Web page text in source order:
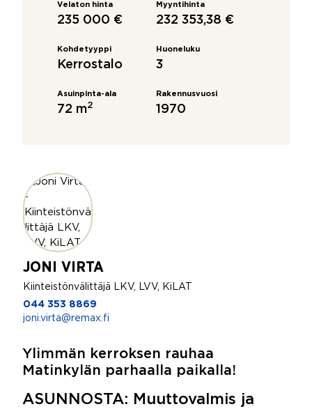
Velaton hinta
235 000 €
Myyntihinta
232 353,38 €
Kohdetyyppi
Kerrostalo
Huoneluku
3
Asuinpinta-ala
72 m2
Rakennusvuosi
1970
JONI VIRTA
Kiinteistönvälittäjä LKV, LVV, KiLAT
044 353 8869
joni.virta@remax.fi
Ylimmän kerroksen rauhaa
Matinkylän parhaalla paikalla!
ASUNNOSTA: Muuttovalmis ja